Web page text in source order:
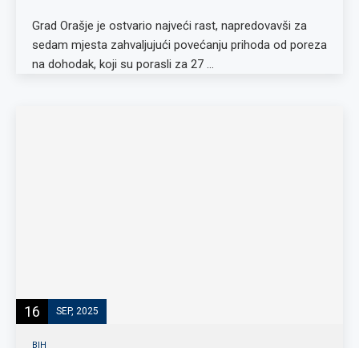
Grad Orašje je ostvario najveći rast, napredovavši za
sedam mjesta zahvaljujući povećanju prihoda od poreza
na dohodak, koji su porasli za 27 …
16 SEP, 2025
BIH